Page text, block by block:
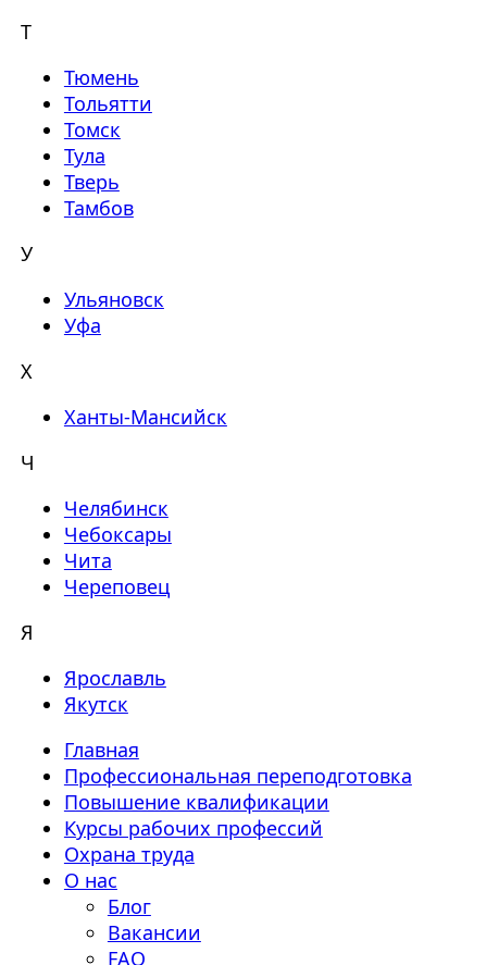
Т
Тюмень
Тольятти
Томск
Тула
Тверь
Тамбов
У
Ульяновск
Уфа
Х
Ханты-Мансийск
Ч
Челябинск
Чебоксары
Чита
Череповец
Я
Ярославль
Якутск
Главная
Профессиональная переподготовка
Повышение квалификации
Курсы рабочих профессий
Охрана труда
О нас
Блог
Вакансии
FAQ